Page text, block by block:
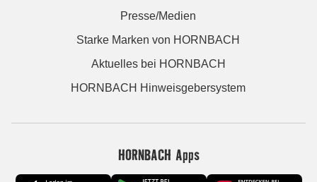
Presse/Medien
Starke Marken von HORNBACH
Aktuelles bei HORNBACH
HORNBACH Hinweisgebersystem
HORNBACH Apps